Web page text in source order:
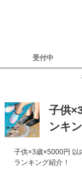
受付中
子供
ンキ
子供×3歳×5000円 以
ランキング紹介！